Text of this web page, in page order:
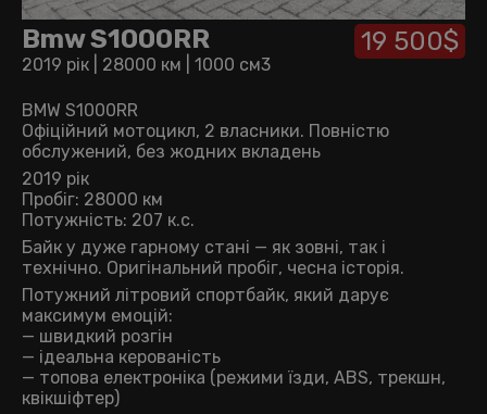
Bmw S1000RR
2019 рік 28000 км 1000 см3
19 500$
BMW S1000RR
Офіційний мотоцикл, 2 власники. Повністю
обслужений, без жодних вкладень
2019 рік
Пробіг: 28000 км
Потужність: 207 к.с.
Байк у дуже гарному стані — як зовні, так і
технічно. Оригінальний пробіг, чесна історія.
Потужний літровий спортбайк, який дарує
максимум емоцій:
— швидкий розгін
— ідеальна керованість
— топова електроніка (режими їзди, ABS, трекшн,
квікшіфтер)